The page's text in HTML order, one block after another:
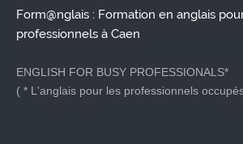
Form@nglais : Formation en anglais
professionnels à Caen
ENGLISH FOR BUSY PROFESSIONALS*
( * L'anglais pour les professionnels